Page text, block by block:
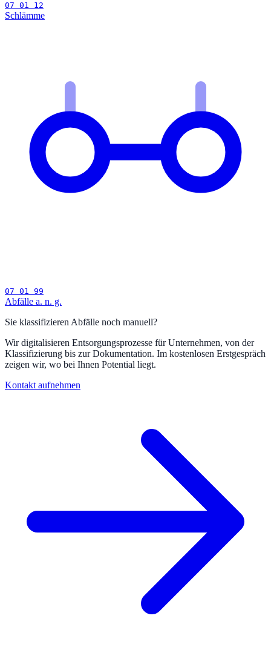
07 01 12
Schlämme
07 01 99
Abfälle a. n. g.
Sie klassifizieren Abfälle noch manuell?
Wir digitalisieren Entsorgungsprozesse für Unternehmen, von der
Klassifizierung bis zur Dokumentation. Im kostenlosen Erstgespräch
zeigen wir, wo bei Ihnen Potential liegt.
Kontakt aufnehmen